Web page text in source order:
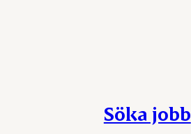
Söka jobb